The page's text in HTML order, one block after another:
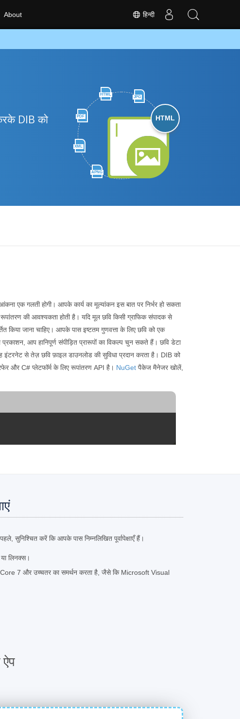
हिन्दी
About
HTML
JPG
PDF
XML
APNG
HTML
DIB को
एक गलती होगी। आपके कार्य का मूल्यांकन इस बात पर निर्भर हो सकता
की आवश्यकता होती है। यदि मूल छवि किसी ग्राफिक संपादक से
किया जाना चाहिए। आपके पास इष्टतम गुणवत्ता के लिए छवि को एक
आप हानिपूर्ण संपीड़ित प्रारूपों का विकल्प चुन सकते हैं। छवि डेटा
इंटरनेट से तेज़ छवि फ़ाइल डाउनलोड की सुविधा प्रदान करता है। DIB को
और C# प्लेटफॉर्म के लिए रूपांतरण API है। NuGet पैकेज मैनेजर खोलें,
सुनिश्चित करें कि आपके पास निम्नलिखित पूर्वापेक्षाएँ हैं।
लिनक्स।
Core 7 और उच्चतर का समर्थन करता है, जैसे कि Microsoft Visual